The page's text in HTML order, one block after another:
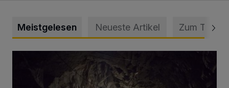
Meistgelesen Neueste Artikel Zum Thema